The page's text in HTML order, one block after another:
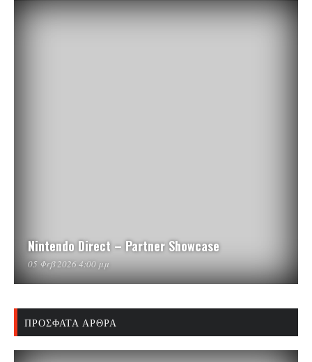
Nintendo Direct – Partner Showcase
05 Φεβ 2026 4:00 μμ
ΠΡΌΣΦΑΤΑ ΆΡΘΡΑ